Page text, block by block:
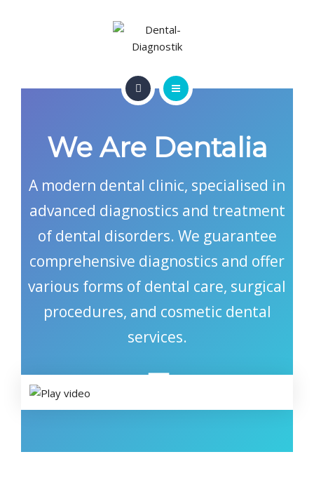
BERATUNG & SEMINARE
INFOS & ANGEBOTE
BERATUNG & SEMINARE
PARTNER
We Are Dentalia
A modern dental clinic, specialised in
advanced diagnostics and treatment
of dental disorders. We guarantee
comprehensive diagnostics and offer
various forms of dental care, surgical
procedures, and cosmetic dental
services.